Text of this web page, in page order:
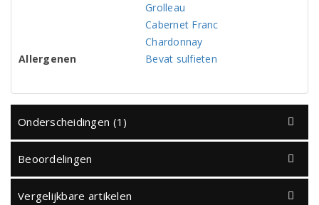
Grolleau
Cabernet Franc
Chardonnay
Allergenen
Bevat sulfieten
Onderscheidingen (1)
Beoordelingen
Vergelijkbare artikelen